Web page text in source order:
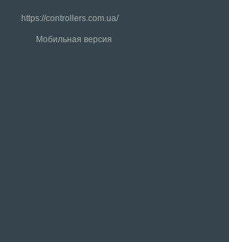
https://controllers.com.ua/
Мобильная версия